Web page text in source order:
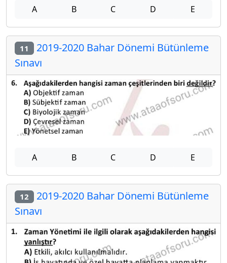
A B C D E
11 2019-2020 Bahar Dönemi Bütünleme
Sınavı
A B C D E
12 2019-2020 Bahar Dönemi Bütünleme
Sınavı